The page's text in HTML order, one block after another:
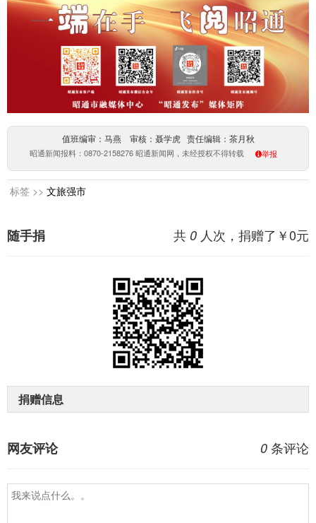
值班编审：马燕 审核：聂学虎 责任编辑：茶月秋
昭通新闻报料：0870-2158276 昭通新闻网，未经授权不得转载 举报
标签 >> 文旅强市
共 0 人次，捐赠了￥0元
随手捐
捐赠信息
0 条评论
网友评论